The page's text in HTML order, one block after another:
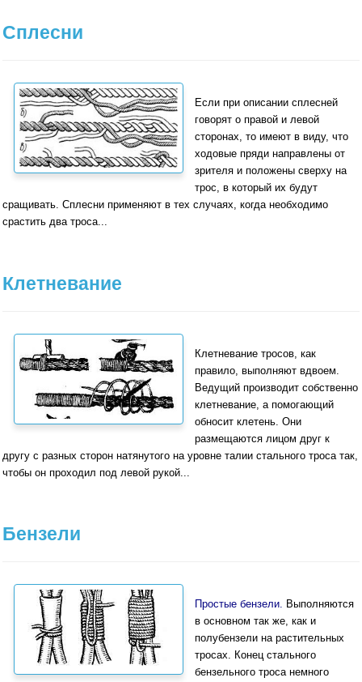
Сплесни
Если при описании сплесней
говорят о правой и левой
сторонах, то имеют в виду, что
ходовые пряди направлены от
зрителя и положены сверху на
трос, в который их будут
сращивать. Сплесни применяют в тех случаях, когда необходимо
срастить два троса...
Клетневание
Клетневание тросов, как
правило, выполняют вдвоем.
Ведущий производит собственно
клетневание, а помогающий
обносит клетень. Они
размещаются лицом друг к
другу с разных сторон натянутого на уровне талии стального троса так,
чтобы он прохо­дил под левой рукой...
Бензели
Простые бензели. Выполняются
в основном так же, как и
полубензели на растительных
тросах. Ко­нец стального
бензельного троса немного